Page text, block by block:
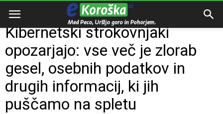
Domov
Kibernetski strokovnjaki
opozarjajo: vse več je zlorab
gesel, osebnih podatkov in
drugih informacij, ki jih
puščamo na spletu